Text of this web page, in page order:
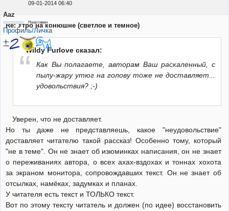
09-01-2014 06:40
Aaz
Неактивен
Профиль/Личка
Re: Утро на конюшне (светлое и темное)
Wildy Furlove сказал:
Как Вы полагаете, авторам Ваш раскаленный, с
пылу-жару утюг на голову тоже не доставляет...
удовольствия? ;-)
Уверен, что не доставляет.
Но ты даже не представляешь, какое "неудовольствие"
доставляет читателю такой рассказ! Особенно тому, который
"не в теме". Он не знает об изюминках написания, он не знает
о переживаниях автора, о всех ахах-вздохах и тоннах хохота
за экраном монитора, сопровождавших текст. Он не знает об
отсылках, намёках, задумках и планах.
У читателя есть текст и ТОЛЬКО текст.
Вот по этому тексту читатель и должен (по идее) восстановить